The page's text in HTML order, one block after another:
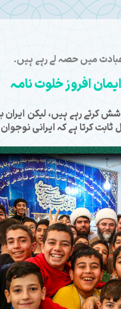
میں حصہ لے رہے ہیں۔
افروز خلوت نامہ
کرتے رہے ہیں، لیکن
کرتا ہے کہ ایرانی